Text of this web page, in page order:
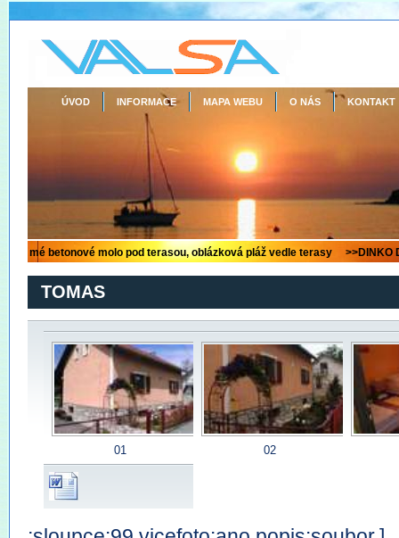
ÚVOD INFORMACE MAPA WEBU O NÁS KONTAKT
TOMAS
01 02